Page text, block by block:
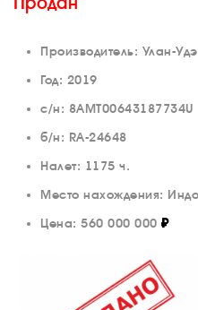
Производитель: Улан-
Год: 2019
с/н: 8АМТ00643187734U
б/н: RA-24648
Налет: 1175 ч.
Место нахождения:
Цена: 560 000 000 ₽